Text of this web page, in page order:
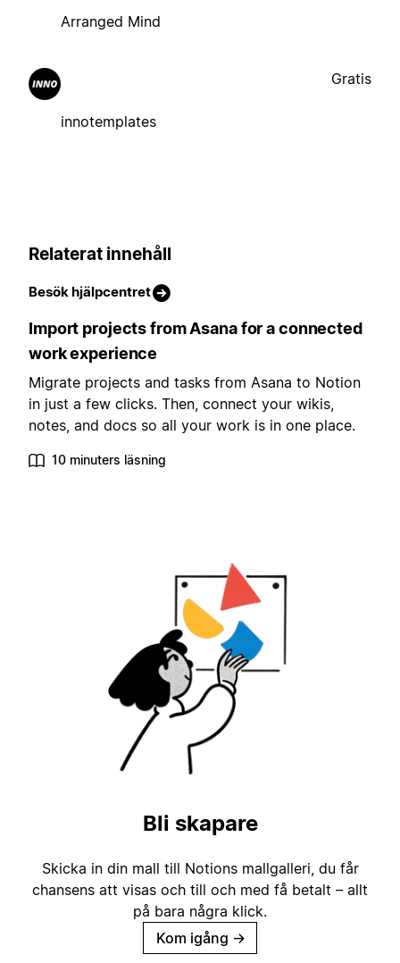
Arranged Mind
innotemplates
Gratis
Relaterat innehåll
Besök hjälpcentret
Import projects from Asana for a connected
work experience
Migrate projects and tasks from Asana to Notion
in just a few clicks. Then, connect your wikis,
notes, and docs so all your work is in one place.
10 minuters läsning
Bli skapare
Skicka in din mall till Notions mallgalleri, du får
chansens att visas och till och med få betalt – allt
på bara några klick.
Kom igång →